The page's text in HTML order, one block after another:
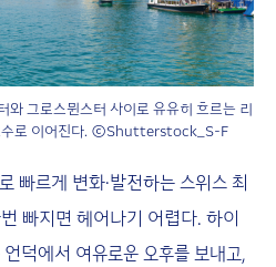
와 그로스뮌스터 사이로 유유히 흐르는 리
수로 이어진다. ⓒShutterstock_S-F
빠르게 변화·발전하는 스위스 최
빠지면 헤어나기 어렵다. 하이
덕에서 여유로운 오후를 보내고,